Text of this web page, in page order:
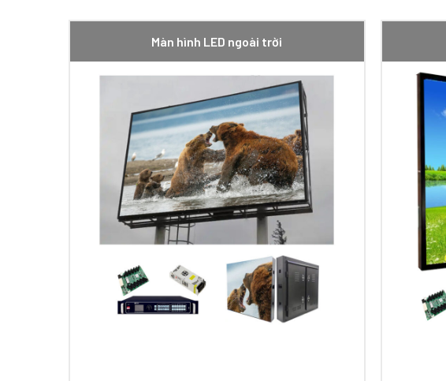
>>>Màn hình P8 ngoài trời
Tính năng nổi bật của màn hình LED ngoài
Khả năng chiếu sáng liên tục:Khả năng chiếu sáng khoảng
Khả năng chống mưa nắng tốt:Màn hình P10 được tráng thêm
kiện thời tiết xấu.
Màu sắc chân thực, sắc nét: Màn hình LED ngoài trời P10
được
vậy, màn hình LED ngoài trời đang dần thay thế các hình thức
Xử lý hình ảnh, âm thanh chuyên nghiệp:Có thể kết nối trực tuyến
nhau như: jpg, mp3, gif, mp4, avi, flash, bmp,….Dễ dàng tự động
Tiết kiệm điện cao:Bóng đèn LED có mức tiêu thụ điện năng thấp
quá lo lắng về khoản tiền mình phải trả hàng tháng.
Màn hình LED P10 có kích thước là
Màn hình LED ngoài trời